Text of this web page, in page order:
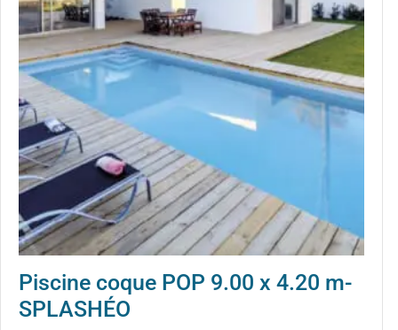
Piscine coque POP 9.00 x 4.20 m-
SPLASHÉO